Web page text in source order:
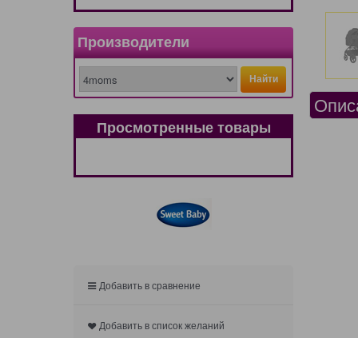
Производители
Найти
Просмотренные товары
Добавить в сравнение
Добавить в список желаний